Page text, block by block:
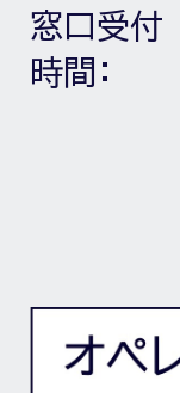
窓口受付
時間: